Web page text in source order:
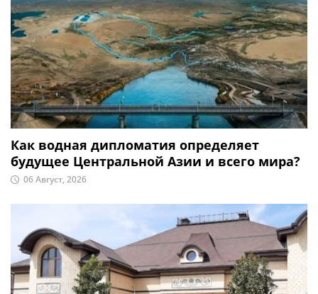
Как водная дипломатия определяет
будущее Центральной Азии и всего мира?
06 Август, 2026